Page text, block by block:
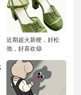
近期超火新梗，好松
弛，好喜欢😄